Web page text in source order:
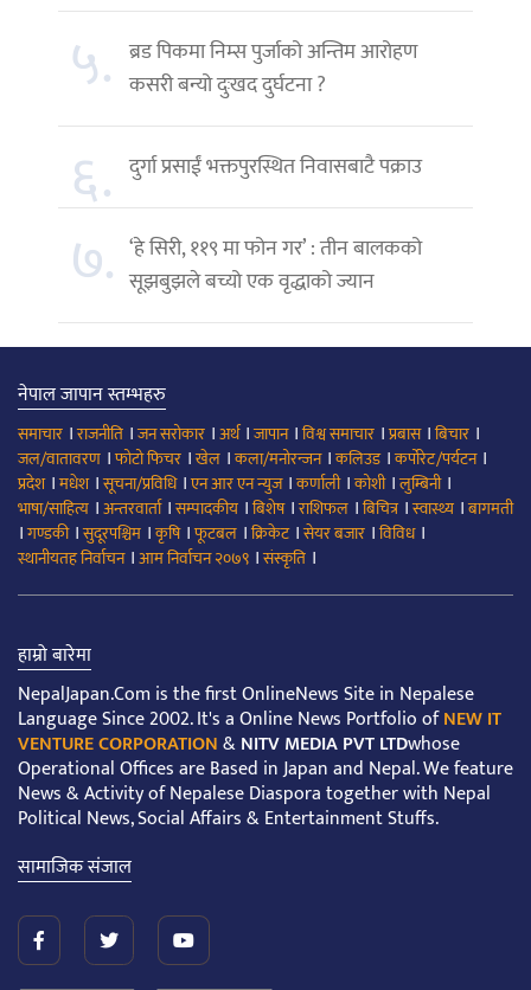
५. ब्रड पिकमा निम्स पुर्जाको अन्तिम आरोहण
कसरी बन्यो दुःखद दुर्घटना ?
६. दुर्गा प्रसाईं भक्तपुरस्थित निवासबाटै पक्राउ
७. ‘हे सिरी, ११९ मा फोन गर’ : तीन बालकको
सूझबुझले बच्यो एक वृद्धाको ज्यान
नेपाल जापान स्तम्भहरु
समाचार ।राजनीति ।जन सरोकार ।अर्थ।जापान।विश्व समाचार ।प्रबास।बिचार ।
जल/वातावरण ।फोटो फिचर ।खेल ।कला/मनोरन्जन।कलिउड।कर्पोरेट/पर्यटन।
प्रदेश।मधेश।सूचना/प्रविधि।एन आर एन न्युज।कर्णाली।कोशी।लुम्बिनी।
भाषा/साहित्य ।अन्तरवार्ता।सम्पादकीय ।बिशेष।राशिफल ।बिचित्र।स्वास्थ्य ।बागमती
।गण्डकी।सुदूरपश्चिम ।कृषि।फूटबल ।क्रिकेट।सेयर बजार ।विविध।
स्थानीयतह निर्वाचन।आम निर्वाचन २०७९ ।संस्कृति ।
हाम्रो बारेमा
NepalJapan.Com is the first OnlineNews Site in Nepalese
Language Since 2002. It's a Online News Portfolio ofNEW IT
VENTURE CORPORATION&NITV MEDIA PVT LTDwhose
Operational Offices are Based in Japan and Nepal. We feature
News & Activity of Nepalese Diaspora together with Nepal
Political News, Social Affairs & Entertainment Stuffs.
सामाजिक संजाल